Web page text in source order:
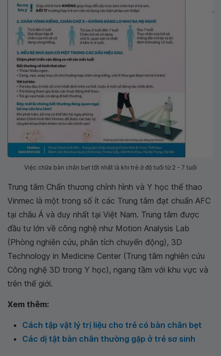
Việc chữa bàn chân bẹt tốt nhất là khi trẻ ở độ tuổi từ 2 - 7 tuổi
Trung tâm Chấn thương chỉnh hình và Y học thể thao
Vinmec là một trong số ít các Trung tâm đạt chuẩn AFC
tại châu Á và duy nhất tại Việt Nam. Trung tâm được
đầu tư lớn về công nghệ như Motion Analysis Lab
(Phòng nghiên cứu, phân tích chuyển động), 3D
Technology in Medicine Center (Trung tâm nghiên cứu
Công nghệ 3D trong Y học), ngang tầm với khu vực và
trên thế giới.
Xem thêm:
Cách tập vật lý trị liệu cho trẻ có bàn chân bẹt
Các dị tật bàn chân thường gặp ở trẻ sơ sinh